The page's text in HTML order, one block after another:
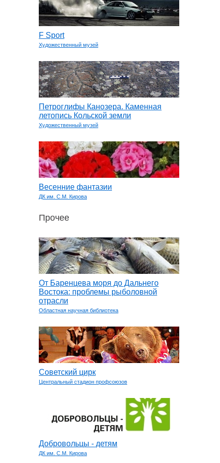
F Sport
Художественный музей
Петроглифы Канозера. Каменная
летопись Кольской земли
Художественный музей
Весенние фантазии
ДК им. С.М. Кирова
Прочее
От Баренцева моря до Дальнего
Востока: проблемы рыболовной
отрасли
Областная научная библиотека
Советский цирк
Центральный стадион профсоюзов
Добровольцы - детям
ДК им. С.М. Кирова